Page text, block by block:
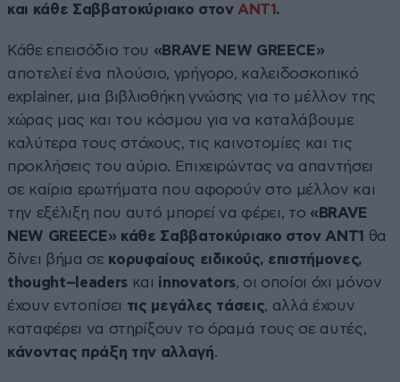
και κάθε Σαββατοκύριακο στον ΑΝΤ1 .
Κάθε επεισόδιο του «BRAVE NEW GREECE»
αποτελεί ένα πλούσιο, γρήγορο, καλειδοσκοπικό
explainer, μια βιβλιοθήκη γνώσης για το μέλλον της
χώρας μας και του κόσμου για να καταλάβουμε
καλύτερα τους στόχους, τις καινοτομίες και τις
προκλήσεις του αύριο. Επιχειρώντας να απαντήσει
σε καίρια ερωτήματα που αφορούν στο μέλλον και
την εξέλιξη που αυτό μπορεί να φέρει, το « BRAVE
NEW GREECE» κάθε Σαββατοκύριακο στον ΑΝΤ1 θα
δίνει βήμα σε κορυφαίους ειδικούς, επιστήμονες,
thought– leaders και innovators, οι οποίοι όχι μόνον
έχουν εντοπίσει τις μεγάλες τάσεις, αλλά έχουν
καταφέρει να στηρίξουν το όραμά τους σε αυτές,
κάνοντας πράξη την αλλαγή.